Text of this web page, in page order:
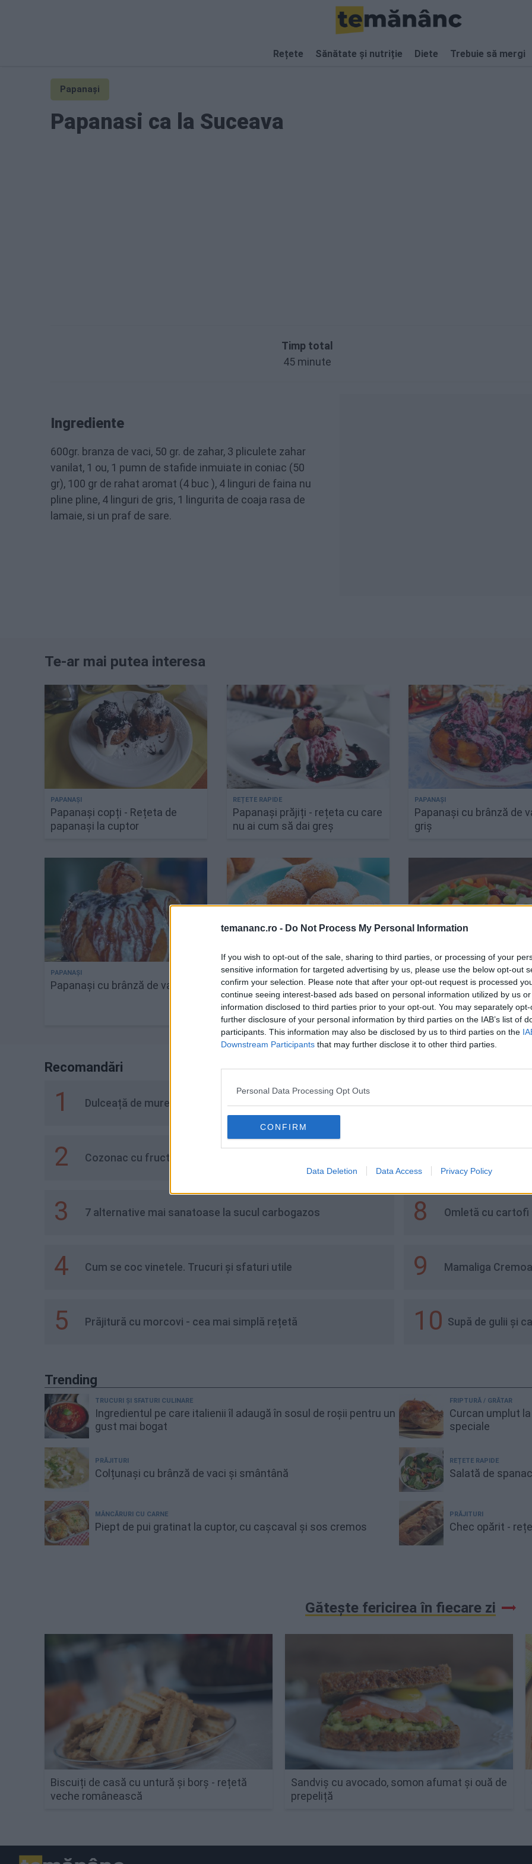
temananc.ro - Do Not Process My Personal Information
If you wish to opt-out of the sale, sharing to third parties, or processing of your
sensitive information for targeted advertising by us, please use the below opt-out
confirm your selection. Please note that after your opt-out request is processed
continue seeing interest-based ads based on personal information utilized by us
information disclosed to third parties prior to your opt-out. You may separately
further disclosure of your personal information by third parties on the IAB’s list of
participants. This information may also be disclosed by us to third parties on the
Downstream Participants that may further disclose it to other third parties.
Personal Data Processing Opt Outs
CONFIRM
Data Deletion Data Access Privacy Policy
Rețete Sănătate și nutriție Diete Trebuie să mergi
Papanași
Papanasi ca la Suceava
Timp total
45 minute
Ingrediente
600gr. branza de vaci, 50 gr. de zahar, 3 pliculete zahar
vanilat, 1 ou, 1 pumn de stafide inmuiate in coniac (50
gr), 100 gr de rahat aromat (4 buc ), 4 linguri de faina nu
pline pline, 4 linguri de gris, 1 lingurita de coaja rasa de
lamaie, si un praf de sare.
Te-ar mai putea interesa
Papanași copți - Rețeta de
papanași la cuptor
Papanași prăjiți - rețeta cu care
nu ai cum să dai greș
Papanași cu brânză de
griș
Papanași cu brânză de vaci
Cea mai simplă rețetă de
papanași
Cum faci ca legumele
congelate să aiba un
de bun ca și cele
Recomandări
1 Dulceață de mure - rețeta tradițională
2 Cozonac cu fructe uscate
3 7 alternative mai sanatoase la sucul carbogazos
4 Cum se coc vinetele. Trucuri și sfaturi utile
5 Prăjitură cu morcovi - cea mai simplă rețetă
6 Cartofi crocanți
7
Cele mai bune
8 Omletă cu cartofi
9 Mamaliga
10 Supă de gulii și
Trending
TRUCURI ȘI SFATURI CULINARE
Ingredientul pe care italienii îl adaugă în sosul de roșii pentru un
gust mai bogat
PRĂJITURI
Colțunași cu brânză de vaci și smântână
MÂNCĂRURI CU CARNE
Piept de pui gratinat la cuptor, cu cașcaval și sos cremos
FRIPTURĂ / GRĂTAR
Curcan umplut
speciale
REȚETE RAPIDE
Salată de
PRĂJITURI
Chec opărit -
Gătește fericirea în fiecare zi
Biscuiți de casă cu untură și borș - rețetă
veche românească
Sandviș cu avocado, somon afumat și ouă de
prepeliță